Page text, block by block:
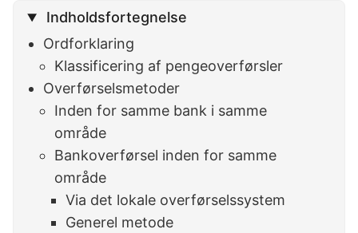
Indholdsfortegnelse
Ordforklaring
Klassificering af pengeoverførsler
Overførselsmetoder
Inden for samme bank i samme
område
Bankoverførsel inden for samme
område
Via det lokale overførselssystem
Generel metode